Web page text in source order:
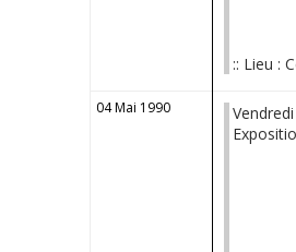
:: Lieu :
04 Mai 1990